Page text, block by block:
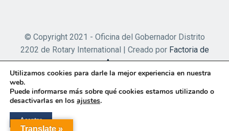
© Copyright 2021 - Oficina del Gobernador Distrito
2202 de Rotary International | Creado por Factoria de
Apps
Translate »
Utilizamos cookies para darle la mejor experiencia en nuestra
web.
Puede informarse más sobre qué cookies estamos utilizando o
desactivarlas en los ajustes.
Aceptar